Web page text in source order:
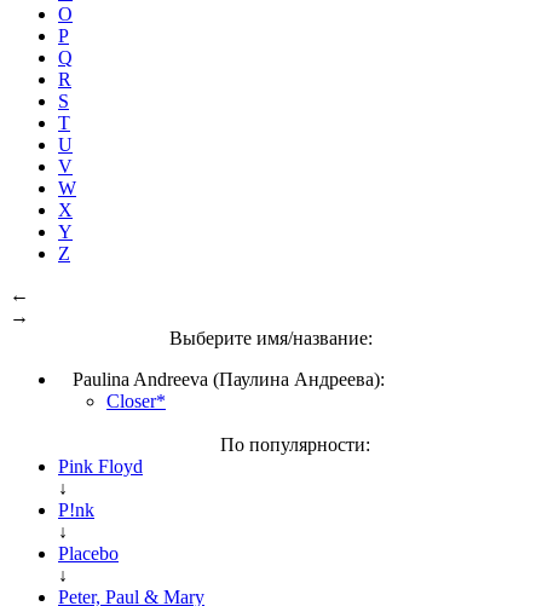
O
P
Q
R
S
T
U
V
W
X
Y
Z
←
→
Выберите имя/название:
Paulina Andreeva (Паулина Андреева):
Closer*
По популярности:
Pink Floyd
↓
P!nk
↓
Placebo
↓
Peter, Paul & Mary